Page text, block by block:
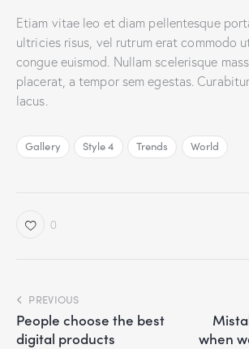
Etiam vitae leo et diam pellentesque
ultricies risus, vel rutrum erat commodo
congue euismod. Nullam scelerisque
placerat, a tempor sem egestas.
lacus.
Gallery Style 4 Trends World
0
PREVIOUS
People choose the best
digital products
when